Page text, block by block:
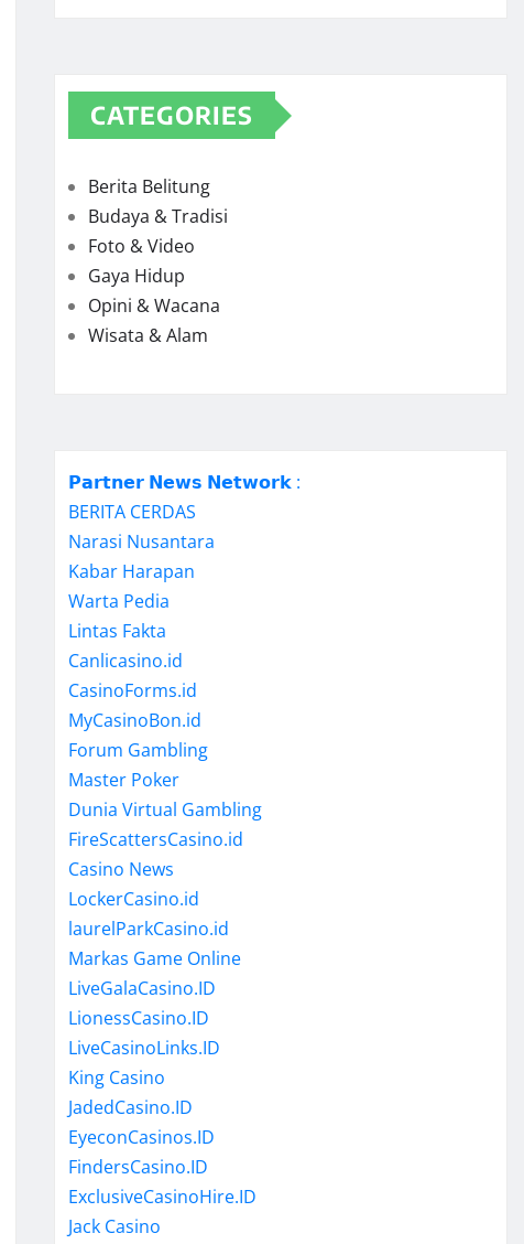
CATEGORIES
Berita Belitung
Budaya & Tradisi
Foto & Video
Gaya Hidup
Opini & Wacana
Wisata & Alam
𝗣𝗮𝗿𝘁𝗻𝗲𝗿 𝗡𝗲𝘄𝘀 𝗡𝗲𝘁𝘄𝗼𝗿𝗸 :
BERITA CERDAS
Narasi Nusantara
Kabar Harapan
Warta Pedia
Lintas Fakta
Canlicasino.id
CasinoForms.id
MyCasinoBon.id
Forum Gambling
Master Poker
Dunia Virtual Gambling
FireScattersCasino.id
Casino News
LockerCasino.id
laurelParkCasino.id
Markas Game Online
LiveGalaCasino.ID
LionessCasino.ID
LiveCasinoLinks.ID
King Casino
JadedCasino.ID
EyeconCasinos.ID
FindersCasino.ID
ExclusiveCasinoHire.ID
Jack Casino